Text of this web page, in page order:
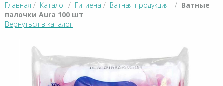
Главная / Каталог / Гигиена / Ватная продукция / Ватные
палочки Aura 100 шт
Вернуться в каталог